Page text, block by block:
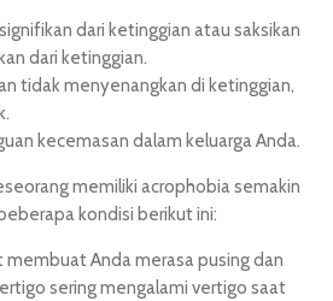
dari ketinggian atau saksikan
dari ketinggian.
tidak menyenangkan di ketinggian,
kecemasan dalam keluarga Anda.
memiliki acrophobia semakin
kondisi berikut ini:
Anda merasa pusing dan
sering mengalami vertigo saat